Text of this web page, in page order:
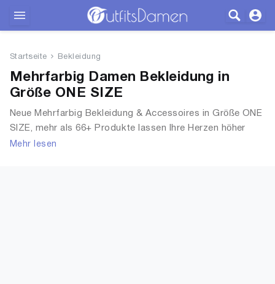
Bekleidung
Schuhe
Startseite Bekleidung
Mehrfarbig Damen Bekleidung in
Größe ONE SIZE
Neue Mehrfarbig Bekleidung & Accessoires in Größe ONE
SIZE, mehr als 66+ Produkte lassen Ihre Herzen höher
schlagen. Entdecken Sie unsere Auswahl an Tops, T-
Mehr lesen